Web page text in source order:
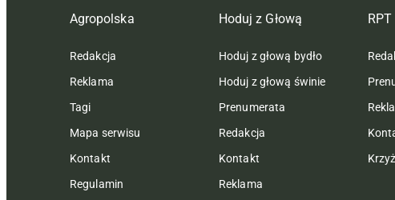
Agropolska
Redakcja
Reklama
Tagi
Mapa serwisu
Kontakt
Regulamin
Hoduj z Głową
Hoduj z głową bydło
Hoduj z głową świnie
Prenumerata
Redakcja
Kontakt
Reklama
RPT